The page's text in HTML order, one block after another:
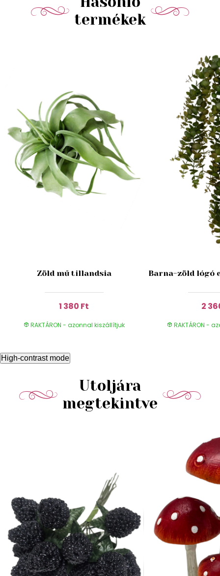
termékek
Zöld mű tillandsia
1 380 Ft
RAKTÁRON - azonnal kiszállítjuk
Barna-zöld lógó
2
RAKTÁRON -
High-contrast mode
Utoljára
megtekintve